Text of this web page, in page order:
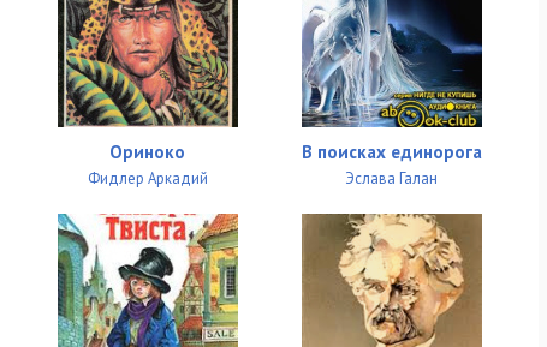
05:02
05:04
05:03
05:09
05:06
Ориноко
Фидлер Аркадий
В поисках единорога
Эслава Галан